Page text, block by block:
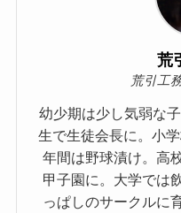
荒
荒引工
幼少期は少し気弱な
生で生徒会長に。小
年間は野球漬け。高
甲子園に。大学では
っぱしのサークル